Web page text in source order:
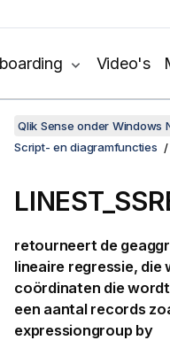
Video's
Qlik Sense onder Windows
Script- en diagramfuncties
retourneert de
lineaire regressie,
coördinaten die
een aantal records
expressiongroup by